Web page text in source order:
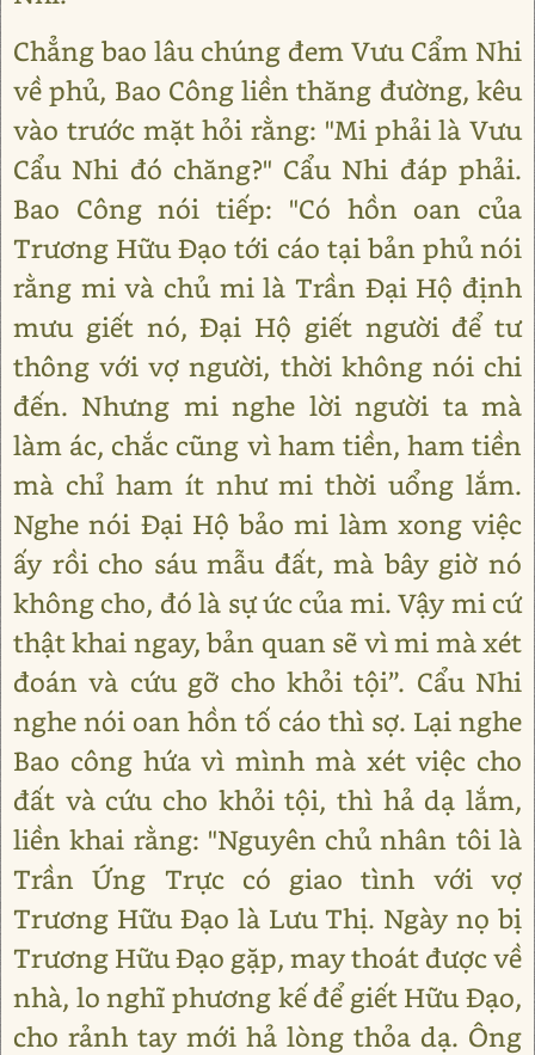
Chẳng bao lâu chúng đem Vưu Cẩm Nhi
về phủ, Bao Công liền thăng đường, kêu
vào trước mặt hỏi rằng: "Mi phải là Vưu
Cẩu Nhi đó chăng?" Cẩu Nhi đáp phải.
Bao Công nói tiếp: "Có hồn oan của
Trương Hữu Đạo tới cáo tại bản phủ nói
rằng mi và chủ mi là Trần Đại Hộ định
mưu giết nó, Đại Hộ giết người để tư
thông với vợ người, thời không nói chi
đến. Nhưng mi nghe lời người ta mà
làm ác, chắc cũng vì ham tiền, ham tiền
mà chỉ ham ít như mi thời uổng lắm.
Nghe nói Đại Hộ bảo mi làm xong việc
ấy rồi cho sáu mẫu đất, mà bây giờ nó
không cho, đó là sự ức của mi. Vậy mi cứ
thật khai ngay, bản quan sẽ vì mi mà xét
đoán và cứu gỡ cho khỏi tội”. Cẩu Nhi
nghe nói oan hồn tố cáo thì sợ. Lại nghe
Bao công hứa vì mình mà xét việc cho
đất và cứu cho khỏi tội, thì hả dạ lắm,
liền khai rằng: "Nguyên chủ nhân tôi là
Trần Ứng Trực có giao tình với vợ
Trương Hữu Đạo là Lưu Thị. Ngày nọ bị
Trương Hữu Đạo gặp, may thoát được về
nhà, lo nghĩ phương kế để giết Hữu Đạo,
cho rảnh tay mới hả lòng thỏa dạ. Ông